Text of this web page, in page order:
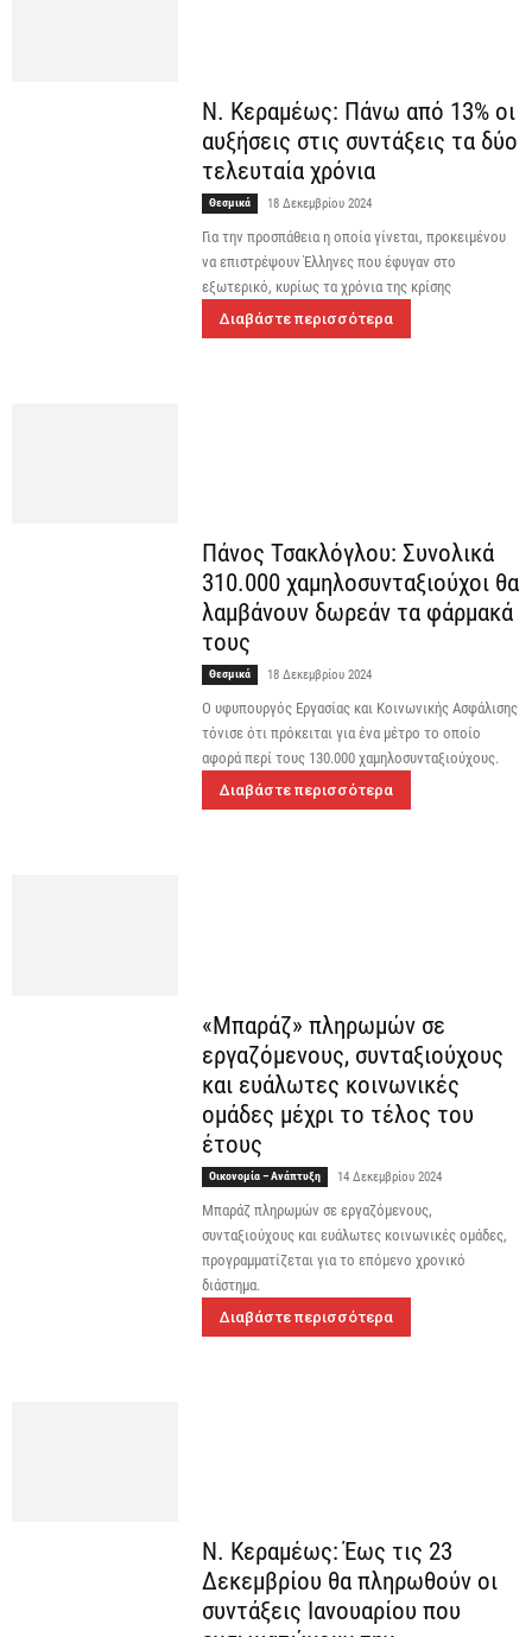
Ν. Κεραμέως: Πάνω από 13% οι
αυξήσεις στις συντάξεις τα δύο
τελευταία χρόνια
Θεσμικά 18 Δεκεμβρίου 2024
Για την προσπάθεια η οποία γίνεται, προκειμένου
να επιστρέψουν Έλληνες που έφυγαν στο
εξωτερικό, κυρίως τα χρόνια της κρίσης
Διαβάστε περισσότερα
Πάνος Τσακλόγλου: Συνολικά
310.000 χαμηλοσυνταξιούχοι θα
λαμβάνουν δωρεάν τα φάρμακά
τους
Θεσμικά 18 Δεκεμβρίου 2024
Ο υφυπουργός Εργασίας και Κοινωνικής Ασφάλισης
τόνισε ότι πρόκειται για ένα μέτρο το οποίο
αφορά περί τους 130.000 χαμηλοσυνταξιούχους.
Διαβάστε περισσότερα
«Μπαράζ» πληρωμών σε
εργαζόμενους, συνταξιούχους
και ευάλωτες κοινωνικές
ομάδες μέχρι το τέλος του
έτους
Οικονομία – Ανάπτυξη 14 Δεκεμβρίου 2024
Μπαράζ πληρωμών σε εργαζόμενους,
συνταξιούχους και ευάλωτες κοινωνικές ομάδες,
προγραμματίζεται για το επόμενο χρονικό
διάστημα.
Διαβάστε περισσότερα
Ν. Κεραμέως: Έως τις 23
Δεκεμβρίου θα πληρωθούν οι
συντάξεις Ιανουαρίου που